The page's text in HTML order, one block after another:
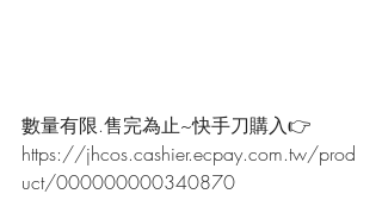
數量有限.售完為止~快手刀購入👉
https://jhcos.cashier.ecpay.com.tw/prod
uct/000000000340870